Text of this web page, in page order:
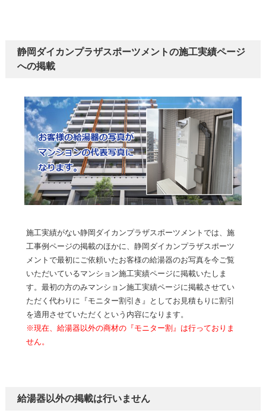
静岡ダイカンプラザスポーツメントの施工実績ページ
への掲載
施工実績がない静岡ダイカンプラザスポーツメントでは、施
工事例ページの掲載のほかに、静岡ダイカンプラザスポーツ
メントで最初にご依頼いたお客様の給湯器のお写真を今ご覧
いただいているマンション施工実績ページに掲載いたしま
す。最初の方のみマンション施工実績ページに掲載させてい
ただく代わりに『モニター割引き』としてお見積もりに割引
を適用させていただくという内容になります。
※現在、給湯器以外の商材の『モニター割』は行っておりま
せん。
給湯器以外の掲載は行いません